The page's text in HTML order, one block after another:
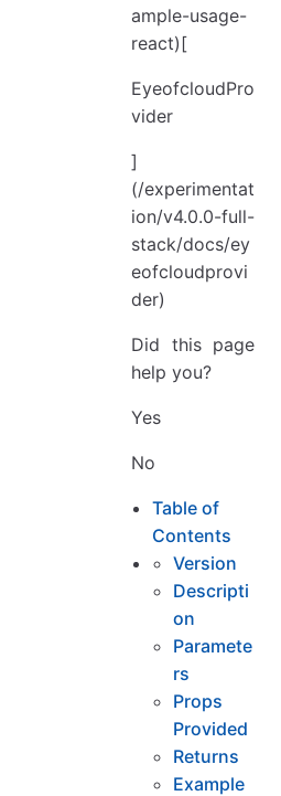
ample-usage-
react)[
EyeofcloudPro
vider
]
(/experimentat
ion/v4.0.0-full-
stack/docs/ey
eofcloudprovi
der)
Did this page
help you?
Yes
No
Table of
Contents
Version
Descripti
on
Paramete
rs
Props
Provided
Returns
Example